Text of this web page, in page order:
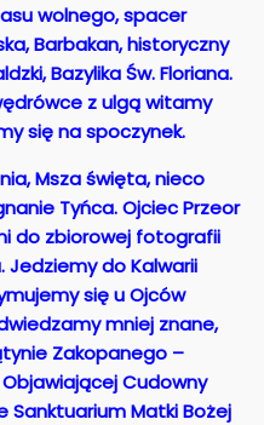
wolnego, spacer
Barbakan, historyczny
Bazylika Św. Floriana.
z ulgą witamy
się na spoczynek.
Msza święta, nieco
Tyńca. Ojciec Przeor
do zbiorowej fotografii
do Kalwarii
się u Ojców
mniej znane,
Zakopanego –
Cudowny
Sanktuarium Matki Bożej